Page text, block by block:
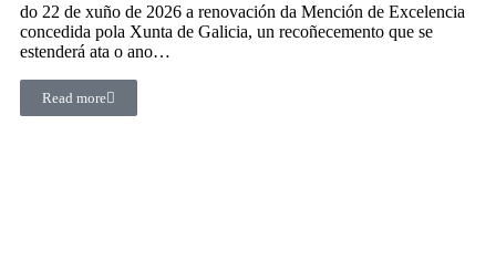
do 22 de xuño de 2026 a renovación da Mención de Excelencia
concedida pola Xunta de Galicia, un recoñecemento que se
estenderá ata o ano…
Read more